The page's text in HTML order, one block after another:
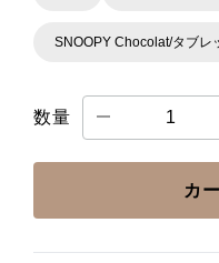
SNOOPY Chocolat/タブレ
数量
カ